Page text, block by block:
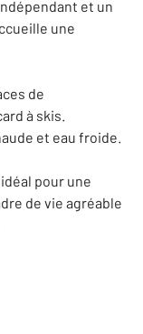
et un
une
de
à skis.
et eau froide.
pour une
de vie agréable